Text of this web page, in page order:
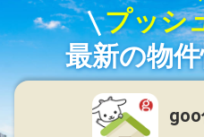
プッシ
最新の物